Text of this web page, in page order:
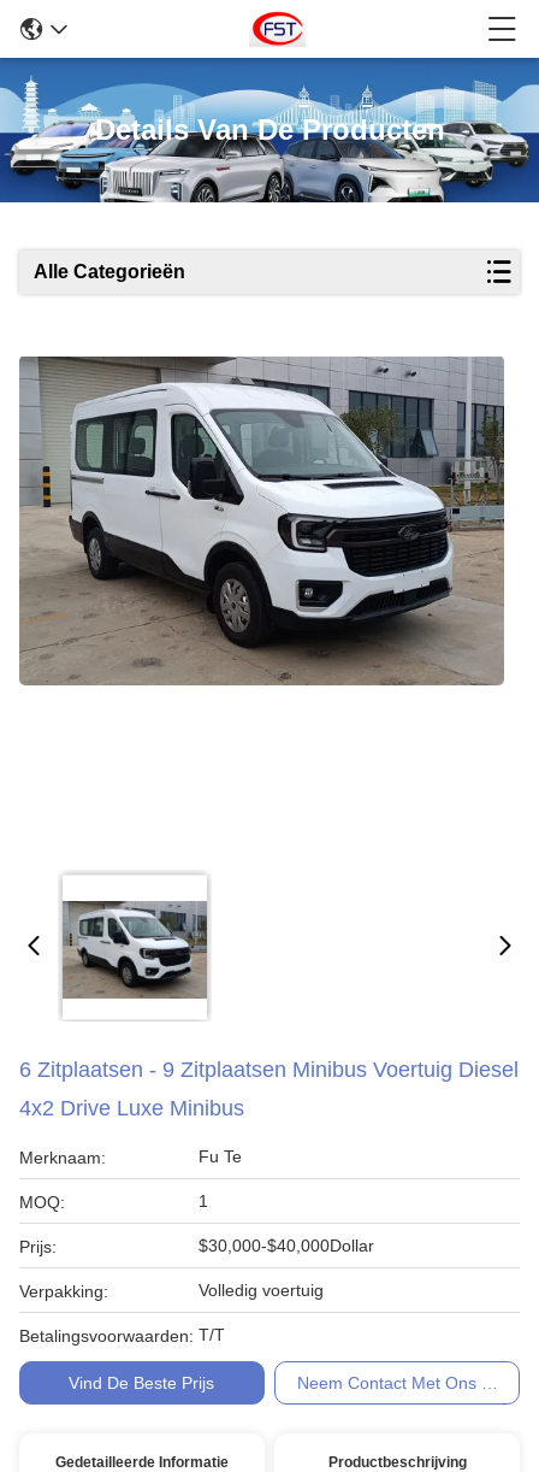
Details Van De Producten
Alle Categorieën
6 Zitplaatsen - 9 Zitplaatsen Minibus Voertuig Diesel
4x2 Drive Luxe Minibus
Merknaam: Fu Te
MOQ: 1
Prijs: $30,000-$40,000Dollar
Verpakking: Volledig voertuig
Betalingsvoorwaarden: T/T
Vind De Beste Prijs Neem Contact Met Ons Op
Gedetailleerde Informatie Productbeschrijving